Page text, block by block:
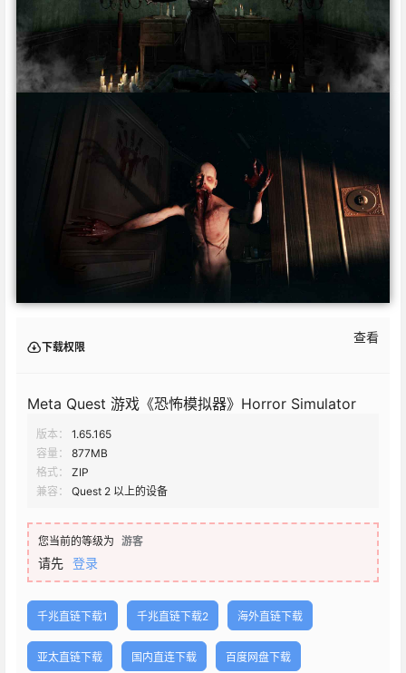
下载权限
查看
Meta Quest 游戏《恐怖模拟器》Horror Simulator
版本：
1.65.165
容量：
877MB
格式：
ZIP
兼容：
Quest 2 以上的设备
您当前的等级为 游客
请先 登录
千兆直链下载1 千兆直链下载2 海外直链下载
亚太直链下载 国内直连下载 百度网盘下载